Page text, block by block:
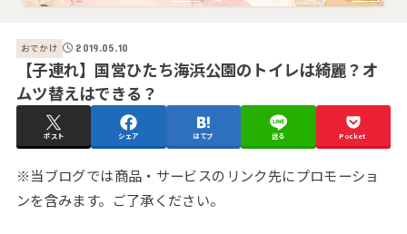
おでかけ 2019.05.10
【子連れ】国営ひたち海浜公園のトイレは綺麗？オ
ムツ替えはできる？
ポスト シェア はてブ 送る Pocket
※当ブログでは商品・サービスのリンク先にプロモーショ
ンを含みます。ご了承ください。